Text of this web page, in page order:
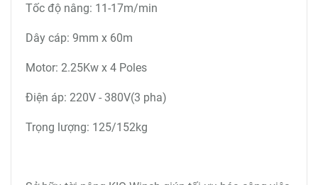
Tốc độ nâng: 11-17m/min
Dây cáp: 9mm x 60m
Motor: 2.25Kw x 4 Poles
Điện áp: 220V - 380V(3 pha)
Trọng lượng: 125/152kg